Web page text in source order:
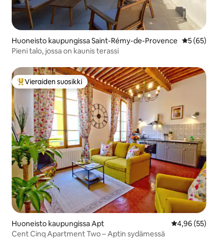
Huoneisto kaupungissa Saint-Rémy-de-Provence
5 (65)
Pieni talo, jossa on kaunis terassi
Vieraiden suosikkien parhaimmistoa
Vieraiden suosikki
Huoneisto kaupungissa Apt
4,96 (55)
Cent Cinq Apartment Two – Aptin sydämessä